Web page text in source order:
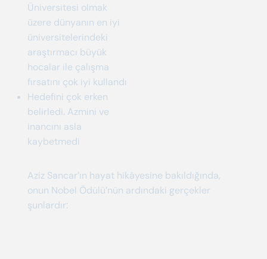
Aziz Sancar’ın hayat hikâyesine bakıldığında,
onun Nobel Ödülü’nün ardındaki gerçekler
şunlardır:
Üniversitesi olmak
üzere dünyanın en iyi
üniversitelerindeki
araştırmacı büyük
hocalar ile çalışma
fırsatını çok iyi kullandı
Hedefini çok erken
belirledi. Azmini ve
inancını asla
kaybetmedi